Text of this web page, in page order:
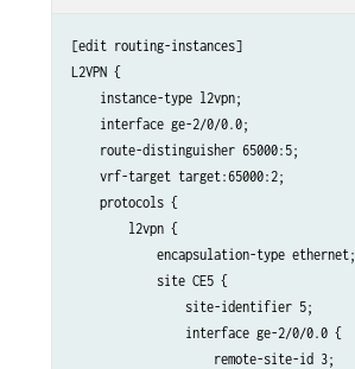
[edit routing-instances]
L2VPN {
    instance-type l2vpn;
    interface ge-2/0/0.0;
    route-distinguisher 65000:5;
    vrf-target target:65000:2;
    protocols {
        l2vpn {
            encapsulation-type ethernet;
            site CE5 {
                site-identifier 5;
                interface ge-2/0/0.0 {
                    remote-site-id 3;